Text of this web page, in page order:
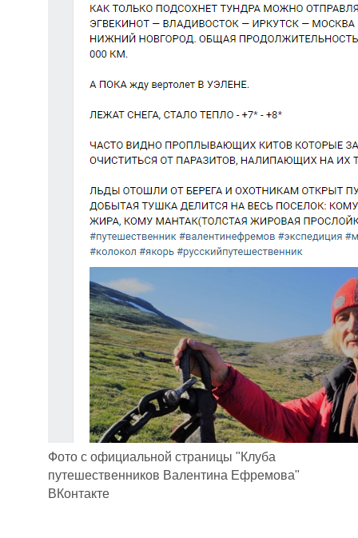
Фото с официальной страницы "Клуба
путешественников Валентина Ефремова"
ВКонтакте